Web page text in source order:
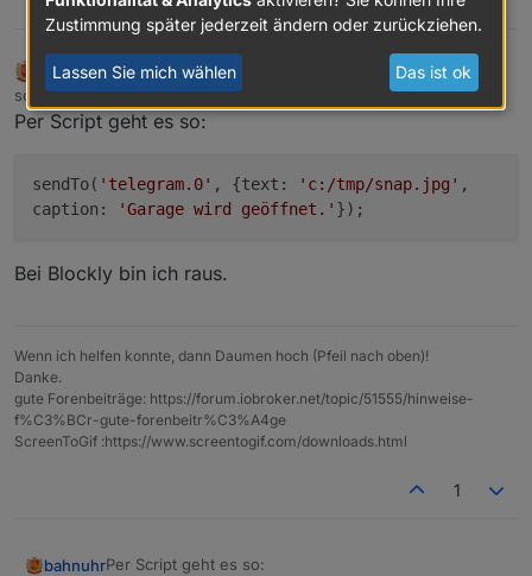
Online
bahnuhr FORUM TESTING MOST ACTIVE
schrieb am8. Sept. 2019, 06:06
zuletzt editiert von
Per Script geht es so:
sendTo( 'telegram.0' , {text: 'c:/tmp/snap.jpg' ,
caption:
'Garage wird geöffnet.' });
Bei Blockly bin ich raus.
Wenn ich helfen konnte, dann Daumen hoch (Pfeil nach oben)!
Danke.
gute Forenbeiträge: https://forum.iobroker.net/topic/51555/hinweise-
f%C3%BCr-gute-forenbeitr%C3%A4ge
ScreenToGif :https://www.screentogif.com/downloads.html
1
bahnuhrPer Script geht es so:
Zustimmung später jederzeit ändern oder zurückziehen.
Lassen Sie mich wählen Das ist ok